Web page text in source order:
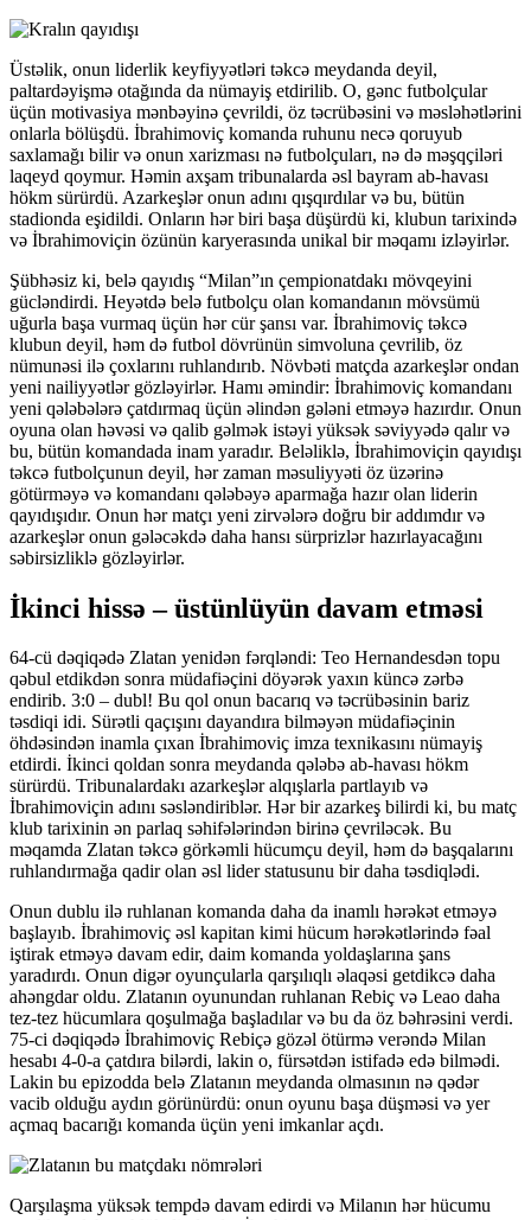
Üstəlik, onun liderlik keyfiyyətləri təkcə meydanda deyil,
paltardəyişmə otağında da nümayiş etdirilib. O, gənc futbolçular
üçün motivasiya mənbəyinə çevrildi, öz təcrübəsini və məsləhətlərini
onlarla bölüşdü. İbrahimoviç komanda ruhunu necə qoruyub
saxlamağı bilir və onun xarizması nə futbolçuları, nə də məşqçiləri
laqeyd qoymur. Həmin axşam tribunalarda əsl bayram ab-havası
hökm sürürdü. Azarkeşlər onun adını qışqırdılar və bu, bütün
stadionda eşidildi. Onların hər biri başa düşürdü ki, klubun tarixində
və İbrahimoviçin özünün karyerasında unikal bir məqamı izləyirlər.
Şübhəsiz ki, belə qayıdış “Milan”ın çempionatdakı mövqeyini
gücləndirdi. Heyətdə belə futbolçu olan komandanın mövsümü
uğurla başa vurmaq üçün hər cür şansı var. İbrahimoviç təkcə
klubun deyil, həm də futbol dövrünün simvoluna çevrilib, öz
nümunəsi ilə çoxlarını ruhlandırıb. Növbəti matçda azarkeşlər ondan
yeni nailiyyətlər gözləyirlər. Hamı əmindir: İbrahimoviç komandanı
yeni qələbələrə çatdırmaq üçün əlindən gələni etməyə hazırdır. Onun
oyuna olan həvəsi və qalib gəlmək istəyi yüksək səviyyədə qalır və
bu, bütün komandada inam yaradır. Beləliklə, İbrahimoviçin qayıdışı
təkcə futbolçunun deyil, hər zaman məsuliyyəti öz üzərinə
götürməyə və komandanı qələbəyə aparmağa hazır olan liderin
qayıdışıdır. Onun hər matçı yeni zirvələrə doğru bir addımdır və
azarkeşlər onun gələcəkdə daha hansı sürprizlər hazırlayacağını
səbirsizliklə gözləyirlər.
İkinci hissə – üstünlüyün davam etməsi
64-cü dəqiqədə Zlatan yenidən fərqləndi: Teo Hernandesdən topu
qəbul etdikdən sonra müdafiəçini döyərək yaxın küncə zərbə
endirib. 3:0 – dubl! Bu qol onun bacarıq və təcrübəsinin bariz
təsdiqi idi. Sürətli qaçışını dayandıra bilməyən müdafiəçinin
öhdəsindən inamla çıxan İbrahimoviç imza texnikasını nümayiş
etdirdi. İkinci qoldan sonra meydanda qələbə ab-havası hökm
sürürdü. Tribunalardakı azarkeşlər alqışlarla partlayıb və
İbrahimoviçin adını səsləndiriblər. Hər bir azarkeş bilirdi ki, bu matç
klub tarixinin ən parlaq səhifələrindən birinə çevriləcək. Bu
məqamda Zlatan təkcə görkəmli hücumçu deyil, həm də başqalarını
ruhlandırmağa qadir olan əsl lider statusunu bir daha təsdiqlədi.
Onun dublu ilə ruhlanan komanda daha da inamlı hərəkət etməyə
başlayıb. İbrahimoviç əsl kapitan kimi hücum hərəkətlərində fəal
iştirak etməyə davam edir, daim komanda yoldaşlarına şans
yaradırdı. Onun digər oyunçularla qarşılıqlı əlaqəsi getdikcə daha
ahəngdar oldu. Zlatanın oyunundan ruhlanan Rebiç və Leao daha
tez-tez hücumlara qoşulmağa başladılar və bu da öz bəhrəsini verdi.
75-ci dəqiqədə İbrahimoviç Rebiçə gözəl ötürmə verəndə Milan
hesabı 4-0-a çatdıra bilərdi, lakin o, fürsətdən istifadə edə bilmədi.
Lakin bu epizodda belə Zlatanın meydanda olmasının nə qədər
vacib olduğu aydın görünürdü: onun oyunu başa düşməsi və yer
açmaq bacarığı komanda üçün yeni imkanlar açdı.
Qarşılaşma yüksək tempdə davam edirdi və Milanın hər hücumu